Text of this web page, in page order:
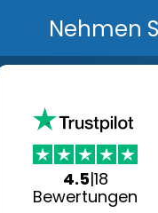
Nehmen
4.5|18
Bewertungen